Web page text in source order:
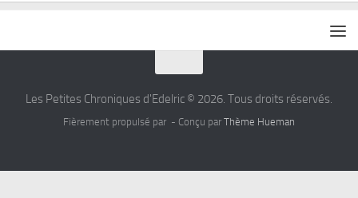
Les Petites Chroniques d'Edelric © 2026. Tous droits réservés.
Fièrement propulsé par - Conçu par Thème Hueman